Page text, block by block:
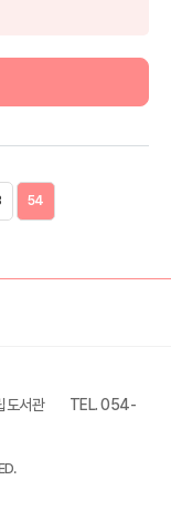
54
도서관
TEL. 054-